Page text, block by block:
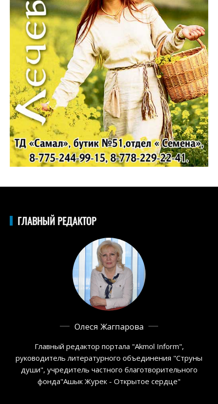
ГЛАВНЫЙ РЕДАКТОР
Олеся Жагпарова
Главный редактор портала "Akmol Inform",
руководитель литературного объединения "Струны
души", учредитель частного благотворительного
фонда"Ашык Журек - Открытое сердце"